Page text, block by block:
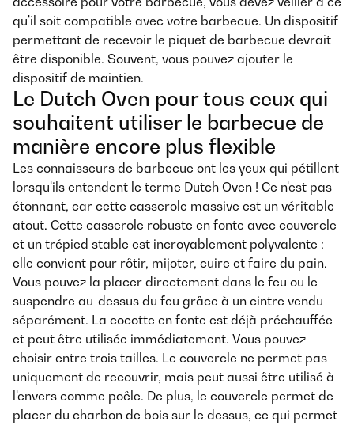
qu'il soit compatible avec votre barbecue. Un dispositif
permettant de recevoir le piquet de barbecue devrait
être disponible. Souvent, vous pouvez ajouter le
dispositif de maintien.
Le Dutch Oven pour tous ceux qui
souhaitent utiliser le barbecue de
manière encore plus flexible
Les connaisseurs de barbecue ont les yeux qui pétillent
lorsqu'ils entendent le terme Dutch Oven ! Ce n'est pas
étonnant, car cette casserole massive est un véritable
atout. Cette casserole robuste en fonte avec couvercle
et un trépied stable est incroyablement polyvalente :
elle convient pour rôtir, mijoter, cuire et faire du pain.
Vous pouvez la placer directement dans le feu ou le
suspendre au-dessus du feu grâce à un cintre vendu
séparément. La cocotte en fonte est déjà préchauffée
et peut être utilisée immédiatement. Vous pouvez
choisir entre trois tailles. Le couvercle ne permet pas
uniquement de recouvrir, mais peut aussi être utilisé à
l'envers comme poêle. De plus, le couvercle permet de
placer du charbon de bois sur le dessus, ce qui permet